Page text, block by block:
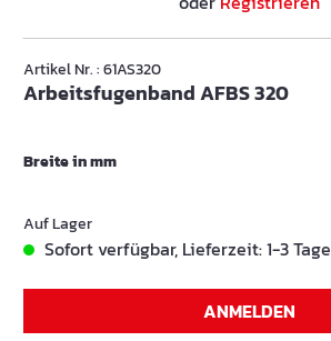
Artikel Nr. : 61AS320
Arbeitsfugenband AFBS 320
Breite in mm
Auf Lager
Sofort verfügbar, Lieferzeit: 1-3 Tage
ANMELDEN